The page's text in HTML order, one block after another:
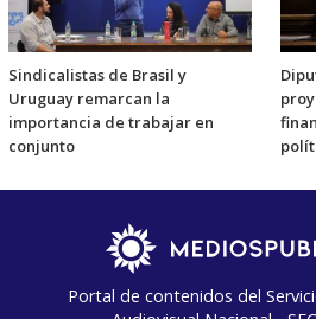
Sindicalistas de Brasil y
Uruguay remarcan la
importancia de trabajar en
conjunto
Portal de contenidos del